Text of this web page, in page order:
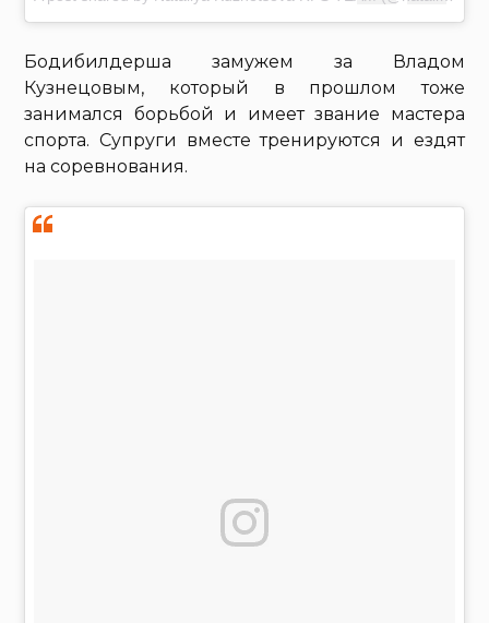
Бодибилдерша замужем за Владом
Кузнецовым, который в прошлом тоже
занимался борьбой и имеет звание мастера
спорта. Супруги вместе тренируются и ездят
на соревнования.